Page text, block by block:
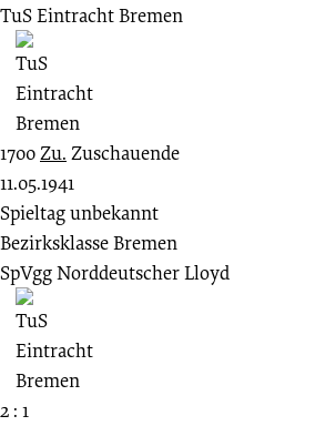
TuS Eintracht Bremen
1700Zu. Zuschauende
11.05.1941
Spieltag unbekannt
Bezirksklasse Bremen
SpVgg Norddeutscher Lloyd
2 : 1